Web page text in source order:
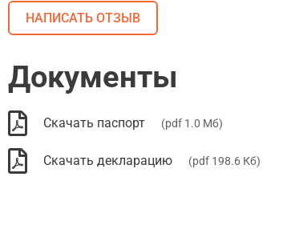
НАПИСАТЬ ОТЗЫВ
Документы
Скачать паспорт (pdf 1.0 Мб)
Скачать декларацию (pdf 198.6 Кб)